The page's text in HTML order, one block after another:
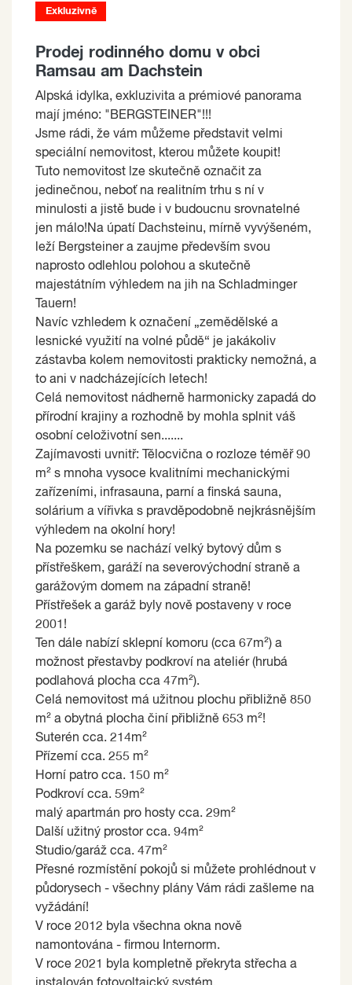
Exkluzivně
Prodej rodinného domu v obci
Ramsau am Dachstein
Alpská idylka, exkluzivita a prémiové panorama
mají jméno: "BERGSTEINER"!!!
Jsme rádi, že vám můžeme představit velmi
speciální nemovitost, kterou můžete koupit!
Tuto nemovitost lze skutečně označit za
jedinečnou, neboť na realitním trhu s ní v
minulosti a jistě bude i v budoucnu srovnatelné
jen málo!Na úpatí Dachsteinu, mírně vyvýšeném,
leží Bergsteiner a zaujme především svou
naprosto odlehlou polohou a skutečně
majestátním výhledem na jih na Schladminger
Tauern!
Navíc vzhledem k označení „zemědělské a
lesnické využití na volné půdě“ je jakákoliv
zástavba kolem nemovitosti prakticky nemožná, a
to ani v nadcházejících letech!
Celá nemovitost nádherně harmonicky zapadá do
přírodní krajiny a rozhodně by mohla splnit váš
osobní celoživotní sen.......
Zajímavosti uvnitř: Tělocvična o rozloze téměř 90
m² s mnoha vysoce kvalitními mechanickými
zařízeními, infrasauna, parní a finská sauna,
solárium a vířivka s pravděpodobně nejkrásnějším
výhledem na okolní hory!
Na pozemku se nachází velký bytový dům s
přístřeškem, garáží na severovýchodní straně a
garážovým domem na západní straně!
Přístřešek a garáž byly nově postaveny v roce
2001!
Ten dále nabízí sklepní komoru (cca 67m²) a
možnost přestavby podkroví na ateliér (hrubá
podlahová plocha cca 47m²).
Celá nemovitost má užitnou plochu přibližně 850
m² a obytná plocha činí přibližně 653 m²!
Suterén cca. 214m²
Přízemí cca. 255 m²
Horní patro cca. 150 m²
Podkroví cca. 59m²
malý apartmán pro hosty cca. 29m²
Další užitný prostor cca. 94m²
Studio/garáž cca. 47m²
Přesné rozmístění pokojů si můžete prohlédnout v
půdorysech - všechny plány Vám rádi zašleme na
vyžádání!
V roce 2012 byla všechna okna nově
namontována - firmou Internorm.
V roce 2021 byla kompletně překryta střecha a